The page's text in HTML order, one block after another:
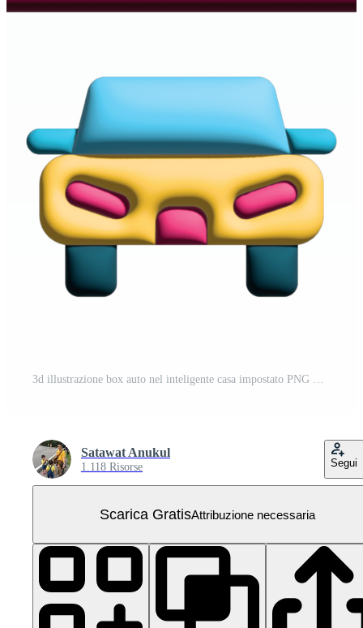
3d illustrazione box auto nel inteligente casa impostato PNG Gratuito
Satawat Anukul
1.118 Risorse Segui
Scarica GratisAttribuzione necessaria